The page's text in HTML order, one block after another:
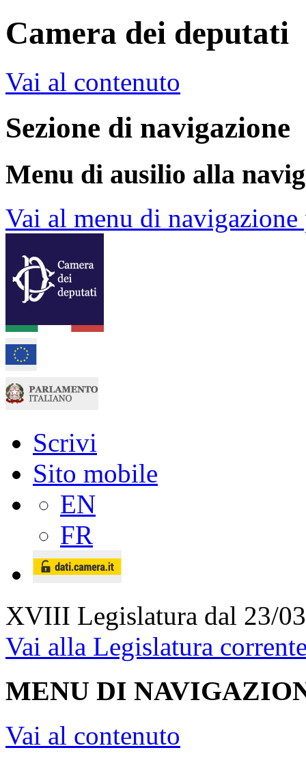
Camera dei deputati
Vai al contenuto
Sezione di navigazione
Menu di ausilio alla
Vai al menu di
Scrivi
Sito mobile
EN
FR
XVIII Legislatura dal 23/
Vai alla Legislatura
MENU DI
Vai al contenuto